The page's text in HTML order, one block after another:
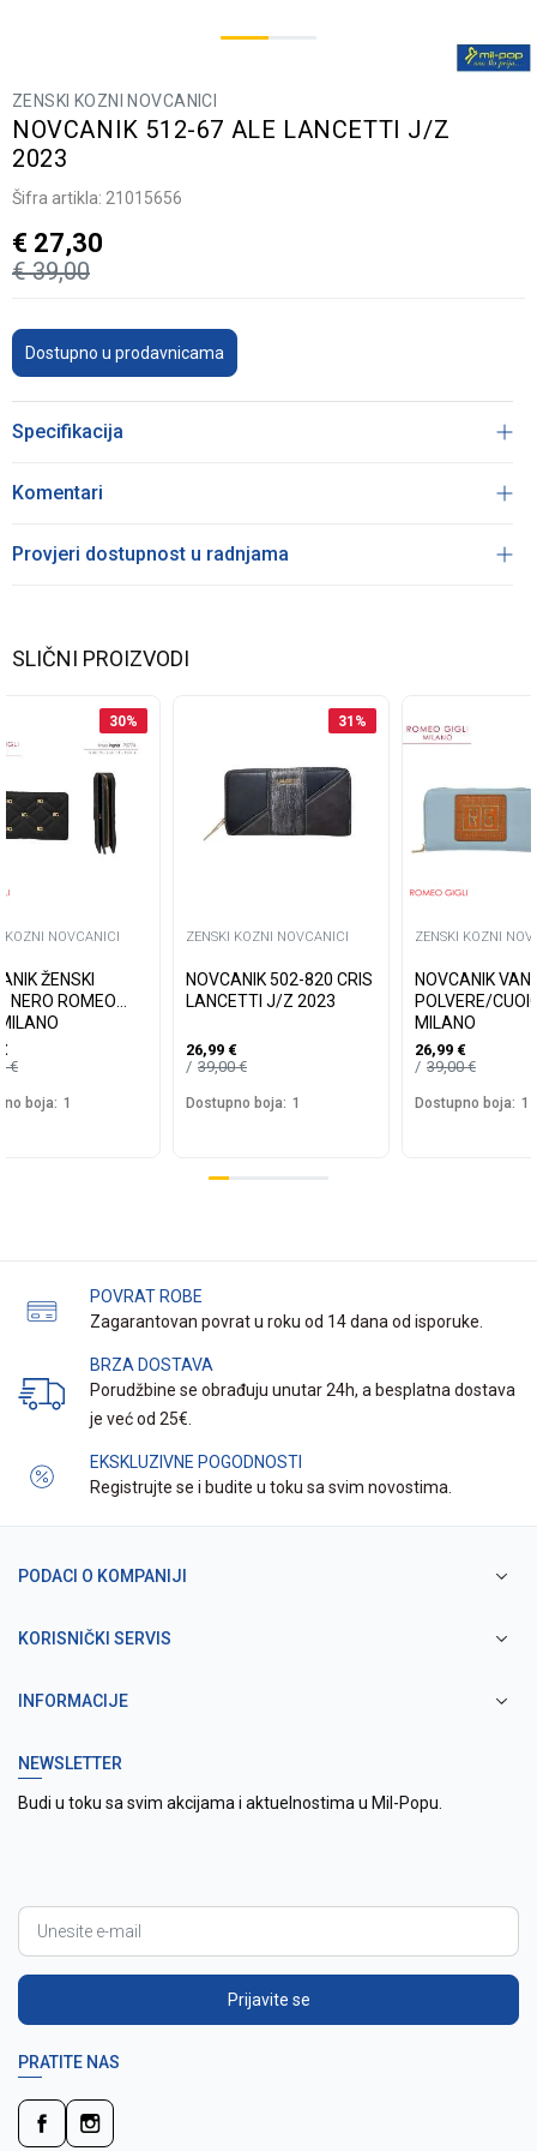
ZENSKI KOZNI NOVCANICI
NOVCANIK 512-67 ALE LANCETTI J/Z
2023
Šifra artikla: 21015656
€ 39,00
€ 27,30
Dostupno u prodavnicama
Specifikacija
Komentari
Provjeri dostupnost u radnjama
SLIČNI PROIZVODI
30%
KOZNI NOVCANICI
ŽENSKI
NERO ROMEO
€
€
boja: 1
31 %
ZENSKI KOZNI NOVCANICI
NOVCANIK 502-820 CRIS
LANCETTI J/Z 2023
26,99 €
39,00€
Dostupno boja: 1
ZENSKI KOZNI
NOVCANIK
POLVERE/
MILANO
26,99 €
39,00€
Dostupno boja: 1
POVRAT ROBE
Zagarantovan povrat u roku od 14 dana od isporuke.
BRZA DOSTAVA
Porudžbine se obrađuju unutar 24h, a besplatna dostava
je već od 25€.
EKSKLUZIVNE POGODNOSTI
Registrujte se i budite u toku sa svim novostima.
PODACI O KOMPANIJI
KORISNIČKI SERVIS
INFORMACIJE
NEWSLETTER
Budi u toku sa svim akcijama i aktuelnostima u Mil-Popu.
Prijavite se
PRATITE NAS